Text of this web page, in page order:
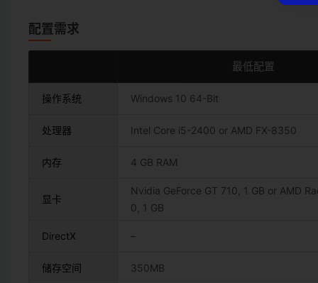
配置需求
最低配置
操作系统 Windows 10 64-Bit
处理器 Intel Core i5-2400 or AMD FX-8350
内存 4 GB RAM
显卡
Nvidia GeForce GT 710, 1 GB or AMD
0, 1 GB
DirectX –
储存空间 350MB